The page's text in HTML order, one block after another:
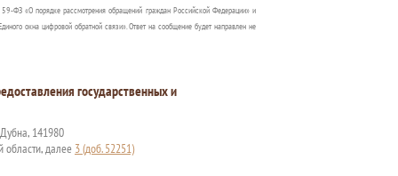
ФЗ «О порядке рассмотрения обращений граждан Российской Федерации» и
окна цифровой обратной связи». Ответ на сообщение будет направлен не
государственных и
Дубна, 141980
области, далее 3 (доб. 52251)